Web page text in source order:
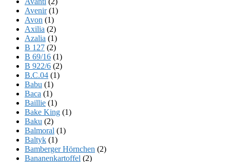
Avenir(1)
Avon (1)
Axilia (2)
Azalia (1)
B 127 (2)
B 69/16 (1)
B 922/6 (2)
B.C.04 (1)
Babu (1)
Baca (1)
Baillie (1)
Bake King (1)
Baku (2)
Balmoral (1)
Baltyk (1)
Bamberger Hörnchen (2)
Bananenkartoffel (2)